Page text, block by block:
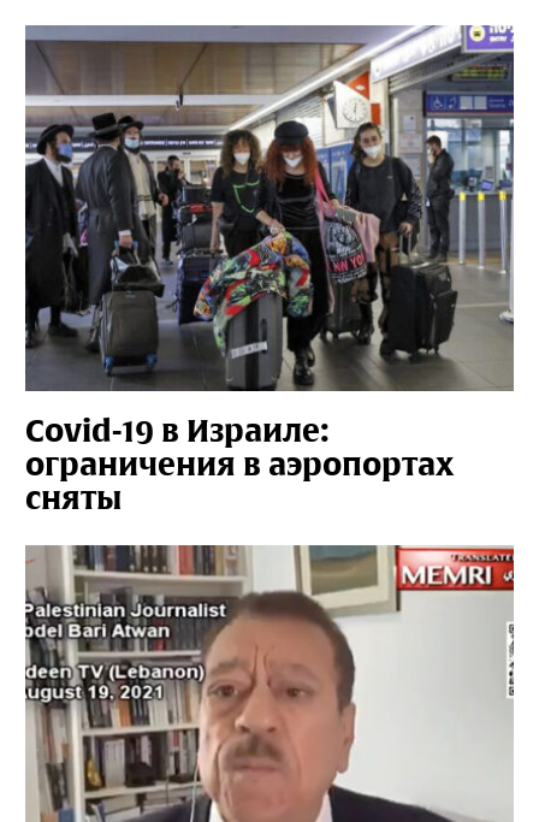
Covid-19 в Израиле:
ограничения в аэропортах
сняты